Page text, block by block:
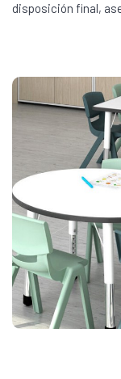
disposición final,